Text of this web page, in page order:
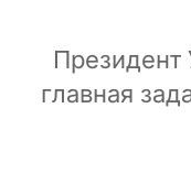
Президент
главная